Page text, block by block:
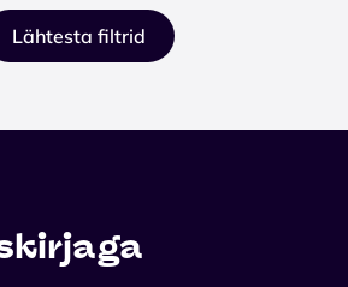
Lähtesta filtrid